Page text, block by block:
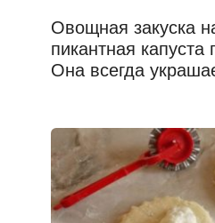
Овощная закуска
пикантная капуста
Она всегда